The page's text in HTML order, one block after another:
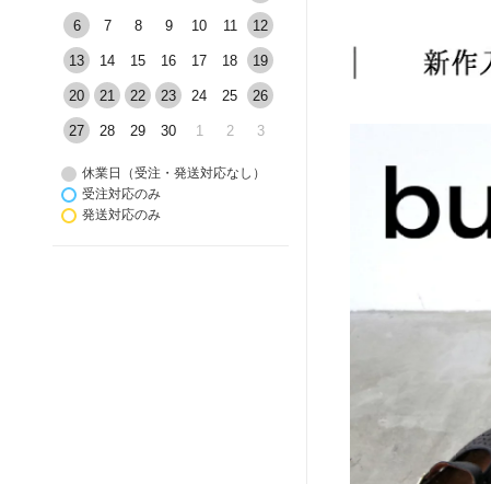
6 7 8 9 10 11 12
13 14 15 16 17 18 19
20 21 22 23 24 25 26
27 28 29 30 1 2 3
休業日（受注・発送対応なし）
受注対応のみ
発送対応のみ